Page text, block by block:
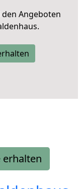
den Angeboten
erhalten